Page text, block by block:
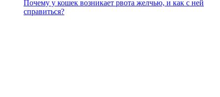
Почему у кошек возникает рвота желчью, и как с ней
справиться?